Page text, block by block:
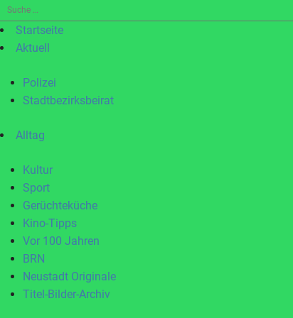
Suche
nach:Startseite
Aktuell
Polizei
Stadtbezirksbeirat
Alltag
Kultur
Sport
Gerüchteküche
Kino-Tipps
Vor 100 Jahren
BRN
Neustadt Originale
Titel-Bilder-Archiv